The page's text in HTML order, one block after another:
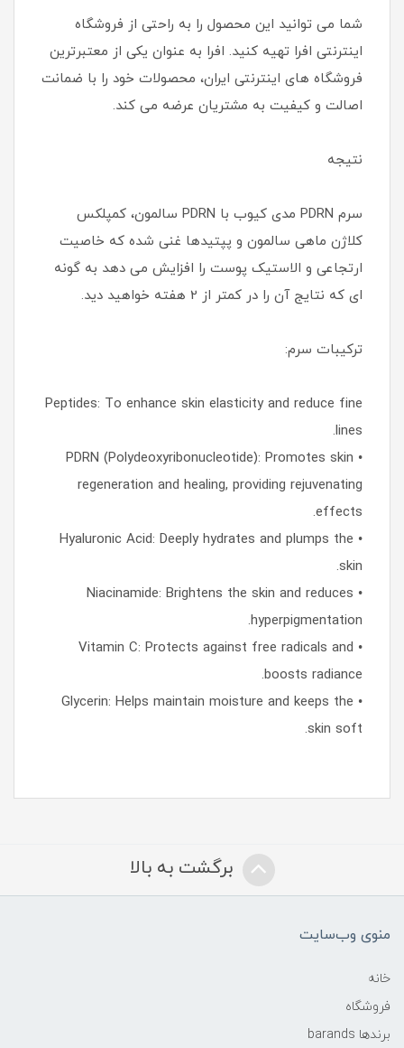
شما می توانید این محصول را به راحتی از فروشگاه
اینترنتی افرا تهیه کنید. افرا به عنوان یکی از معتبرترین
فروشگاه های اینترنتی ایران، محصولات خود را با ضمانت
اصالت و کیفیت به مشتریان عرضه می کند.
نتیجه
سرم PDRN مدی کیوب با PDRN سالمون، کمپلکس
کلاژن ماهی سالمون و پپتیدها غنی شده که خاصیت
ارتجاعی و الاستیک پوست را افزایش می دهد به گونه
ای که نتایج آن را در کمتر از 2 هفته خواهید دید.
ترکیبات سرم:
Peptides: To enhance skin elasticity and reduce fine
lines.
• PDRN (Polydeoxyribonucleotide): Promotes skin
regeneration and healing, providing rejuvenating
effects.
• Hyaluronic Acid: Deeply hydrates and plumps the
skin.
• Niacinamide: Brightens the skin and reduces
hyperpigmentation.
• Vitamin C: Protects against free radicals and
boosts radiance.
• Glycerin: Helps maintain moisture and keeps the
skin soft.
برگشت به بالا
منوی وب‌سایت
خانه
فروشگاه
برندها barands